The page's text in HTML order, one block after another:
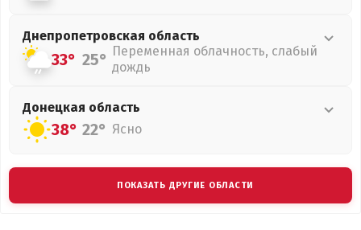
Днепропетровская область
33° 25° Переменная облачность, слабый
дождь
Донецкая область
38° 22° Ясно
ПОКАЗАТЬ ДРУГИЕ ОБЛАСТИ